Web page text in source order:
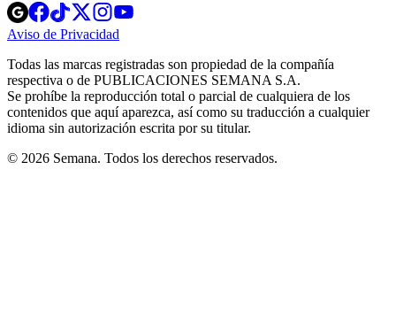
Opens
in
new
Opens
in
new
Opens
in
new
window
Opens
new
windowwindow
Aviso de Privacidad
new
window
Todas las marcas registradas son propiedad de la compañía
respectiva o de PUBLICACIONES SEMANA S.A.
Se prohíbe la reproducción total o parcial de cualquiera de los
contenidos que aquí aparezca, así como su traducción a cualquier
idioma sin autorización escrita por su titular.
© 2026 Semana. Todos los derechos reservados.